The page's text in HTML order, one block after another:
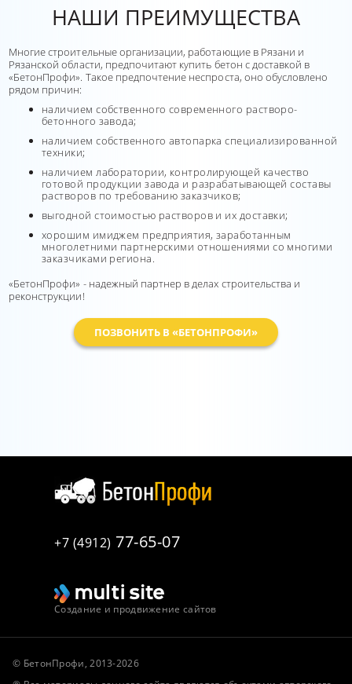
НАШИ ПРЕИМУЩЕСТВА
Многие строительные организации, работающие в Рязани и
Рязанской области, предпочитают купить бетон с доставкой в
«БетонПрофи». Такое предпочтение неспроста, оно обусловлено
рядом причин:
наличием собственного современного растворо-
бетонного завода;
наличием собственного автопарка специализированной
техники;
наличием лаборатории, контролирующей качество
готовой продукции завода и разрабатывающей составы
растворов по требованию заказчиков;
выгодной стоимостью растворов и их доставки;
хорошим имиджем предприятия, заработанным
многолетними партнерскими отношениями со многими
заказчиками региона.
«БетонПрофи» - надежный партнер в делах строительства и
реконструкции!
ПОЗВОНИТЬ В «БЕТОНПРОФИ»
+7 (4912) 77-65-07
Создание и продвижение сайтов
© БетонПрофи, 2013-2026